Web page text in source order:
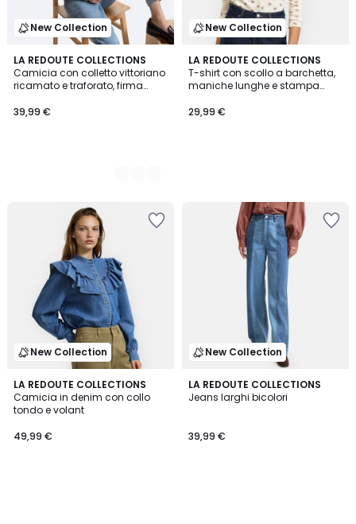
New Collection
LA REDOUTE COLLECTIONS
Camicia con colletto vittoriano
ricamato e traforato, firma
39,99 €
2
Colori
New Collection
LA REDOUTE COLLECTIONS
T-shirt con scollo a barchetta,
maniche lunghe e stampa
29,99 €
New Collection
LA REDOUTE COLLECTIONS
Camicia in denim con collo
tondo e volant
49,99 €
New Collection
LA REDOUTE COLLECTIONS
Jeans larghi bicolori
39,99 €